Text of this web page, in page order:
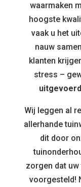
waarmaken
hoogste
vaak u het
nauw
klanten
stress –
Wij leggen al
allerhande
dit door
zorgen dat
voorgesteld!